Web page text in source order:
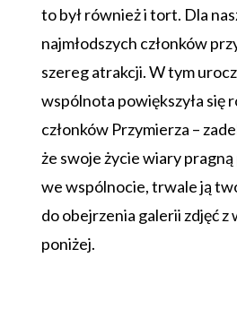
to był również i tort. Dla
najmłodszych członków
szereg atrakcji. W tym
wspólnota powiększyła się
członków Przymierza –
że swoje życie wiary
we wspólnocie, trwale ją
do obejrzenia galerii zdjęć z
poniżej.